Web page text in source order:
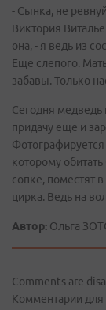
- Сынка, не
Виктория
она, - я ведь из
Еще слепого.
забавы. Только
Сегодня медведь
придачу еще и
которому
сопке, поместят
цирка. Ведь на
Автор: Ольга
Comments are
Комментарии для